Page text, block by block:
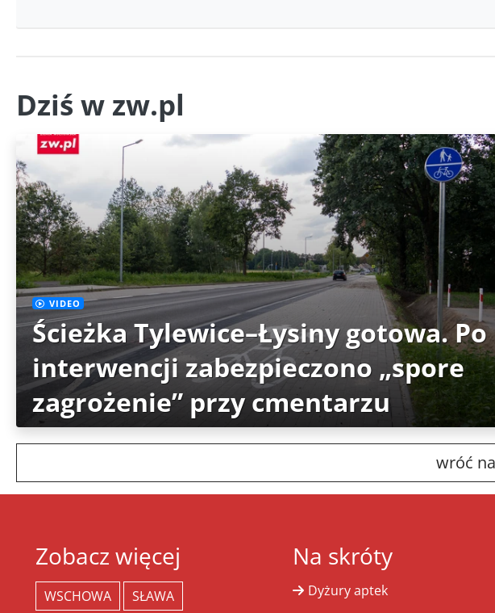
Dziś w zw.pl
VIDEO
Ścieżka Tylewice–Łysiny gotowa. Po
interwencji zabezpieczono „spore
zagrożenie” przy cmentarzu
wróć
Zobacz więcej
WSCHOWA SŁAWA
Na skróty
Dyżury aptek